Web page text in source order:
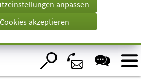
Tab)
anpassen
akzeptieren